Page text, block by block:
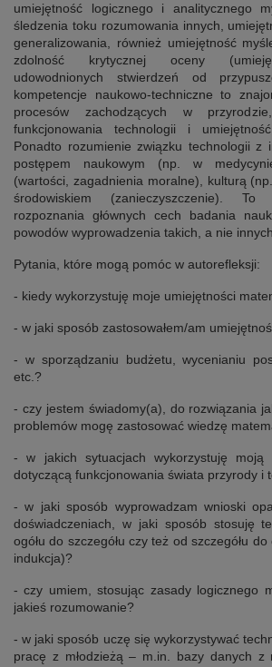
umiejętność logicznego i analitycznego
śledzenia toku rozumowania innych,
generalizowania, również umiejętność
zdolność krytycznej oceny
udowodnionych stwierdzeń od
kompetencje naukowo-techniczne to
procesów zachodzących w
funkcjonowania technologii i
Ponadto rozumienie związku technologii z
postępem naukowym (np. w
(wartości, zagadnienia moralne), kulturą
środowiskiem (zanieczyszczenie). To
rozpoznania głównych cech badania
powodów wyprowadzenia takich, a nie
Pytania, które mogą pomóc w autorefleksji:
- kiedy wykorzystuję moje umiejętności
- w jaki sposób zastosowałem/am
- w sporządzaniu budżetu, wycenianiu
etc.?
- czy jestem świadomy(a), do rozwiązania
problemów mogę zastosować wiedzę
- w jakich sytuacjach wykorzystuję moją
dotyczącą funkcjonowania świata przyrody i
- w jaki sposób wyprowadzam wnioski
doświadczeniach, w jaki sposób stosuję
ogółu do szczegółu czy też od szczegółu
indukcja)?
- czy umiem, stosując zasady logicznego
jakieś rozumowanie?
- w jaki sposób uczę się wykorzystywać
pracę z młodzieżą – m.in. bazy danych z